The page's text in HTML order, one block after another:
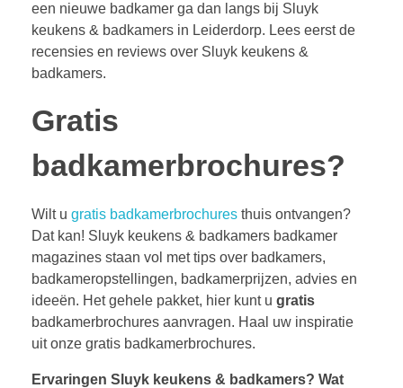
een nieuwe badkamer ga dan langs bij Sluyk
keukens & badkamers in Leiderdorp. Lees eerst de
recensies en reviews over Sluyk keukens &
badkamers.
Gratis
badkamerbrochures?
Wilt u gratis badkamerbrochures thuis ontvangen?
Dat kan! Sluyk keukens & badkamers badkamer
magazines staan vol met tips over badkamers,
badkameropstellingen, badkamerprijzen, advies en
ideeën. Het gehele pakket, hier kunt u gratis
badkamerbrochures aanvragen. Haal uw inspiratie
uit onze gratis badkamerbrochures.
Ervaringen Sluyk keukens & badkamers? Wat